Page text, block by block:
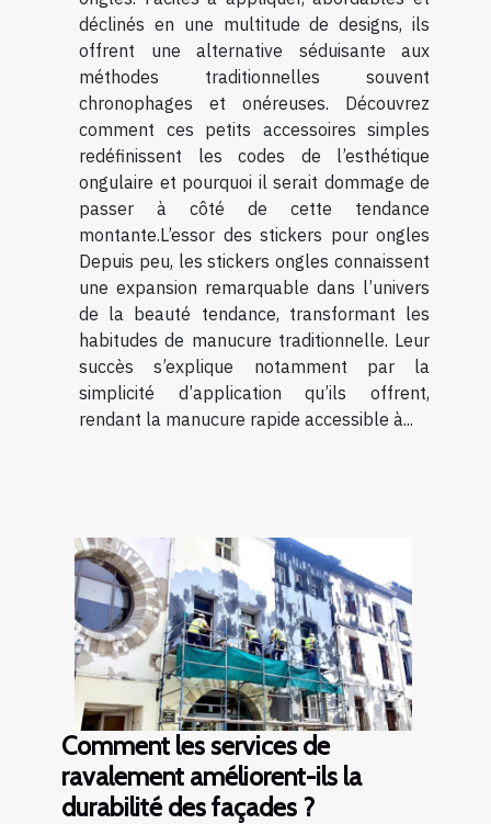
déclinés en une multitude de designs, ils
offrent une alternative séduisante aux
méthodes traditionnelles souvent
chronophages et onéreuses. Découvrez
comment ces petits accessoires simples
redéfinissent les codes de l’esthétique
ongulaire et pourquoi il serait dommage de
passer à côté de cette tendance
montante.L’essor des stickers pour ongles
Depuis peu, les stickers ongles connaissent
une expansion remarquable dans l’univers
de la beauté tendance, transformant les
habitudes de manucure traditionnelle. Leur
succès s’explique notamment par la
simplicité d’application qu’ils offrent,
rendant la manucure rapide accessible à...
Comment les services de
ravalement améliorent-ils la
durabilité des façades ?